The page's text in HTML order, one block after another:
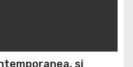
si